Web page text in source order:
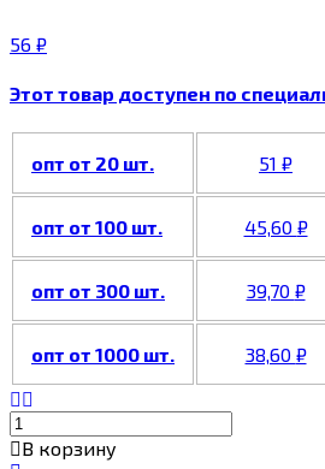
56 ₽
Этот товар доступен по
опт от 20 шт. 51 ₽
опт от 100 шт. 45,60 ₽
опт от 300 шт. 39,70 ₽
опт от 1000 шт. 38,60 ₽
В корзину